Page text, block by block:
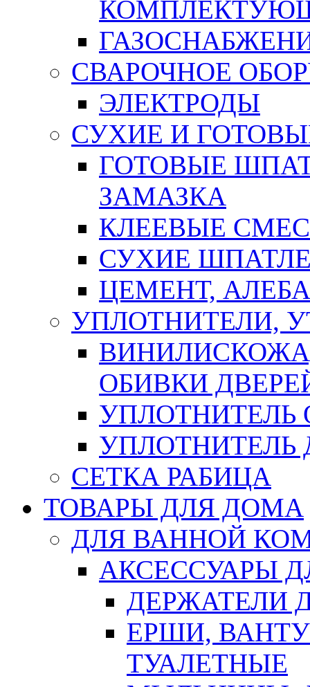
СВАРОЧНОЕ
ЭЛЕКТРОДЫ
СУХИЕ И
ГОТОВЫЕ
ЗАМАЗКА
КЛЕЕВЫЕ
СУХИЕ
ЦЕМЕНТ,
УПЛОТНИТЕЛИ,
ОБИВКИ
УПЛОТНИТЕЛЬ
СЕТКА РАБИЦА
ТОВАРЫ ДЛЯ ДОМА
ДЛЯ ВАННОЙ
АКСЕССУАРЫ
ДЕРЖАТЕЛИ
ЕРШИ,
ТУАЛЕТНЫЕ